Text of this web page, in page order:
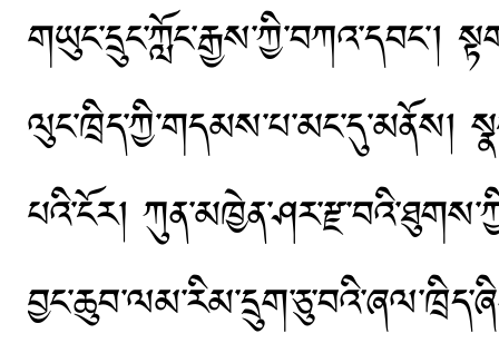
གཡུང་དྲུང་ཀློང་རྒྱས་ཀྱི་བཀའ་དབང༌།
ལུང་ཁྲིད་ཀྱི་གདམས་པ་མང་དུ་མནོས།
པའི་ངོར།